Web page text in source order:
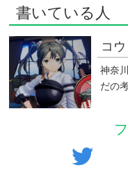
書いている人
コウ
神奈
だの
twitter